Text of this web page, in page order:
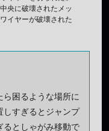
央に破壊されたメッ
イヤーが破壊された
ら困るような場所に
しすぎるとジャンプ
るとしゃがみ移動で